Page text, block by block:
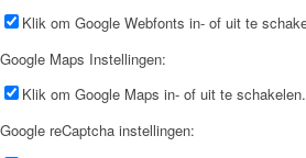
Klik om Google Webfonts in- of uit te
Google Maps Instellingen:
Klik om Google Maps in- of uit te schakelen.
Google reCaptcha instellingen: